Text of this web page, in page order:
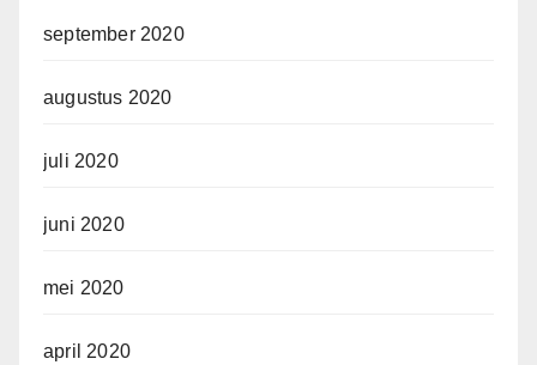
september 2020
augustus 2020
juli 2020
juni 2020
mei 2020
april 2020